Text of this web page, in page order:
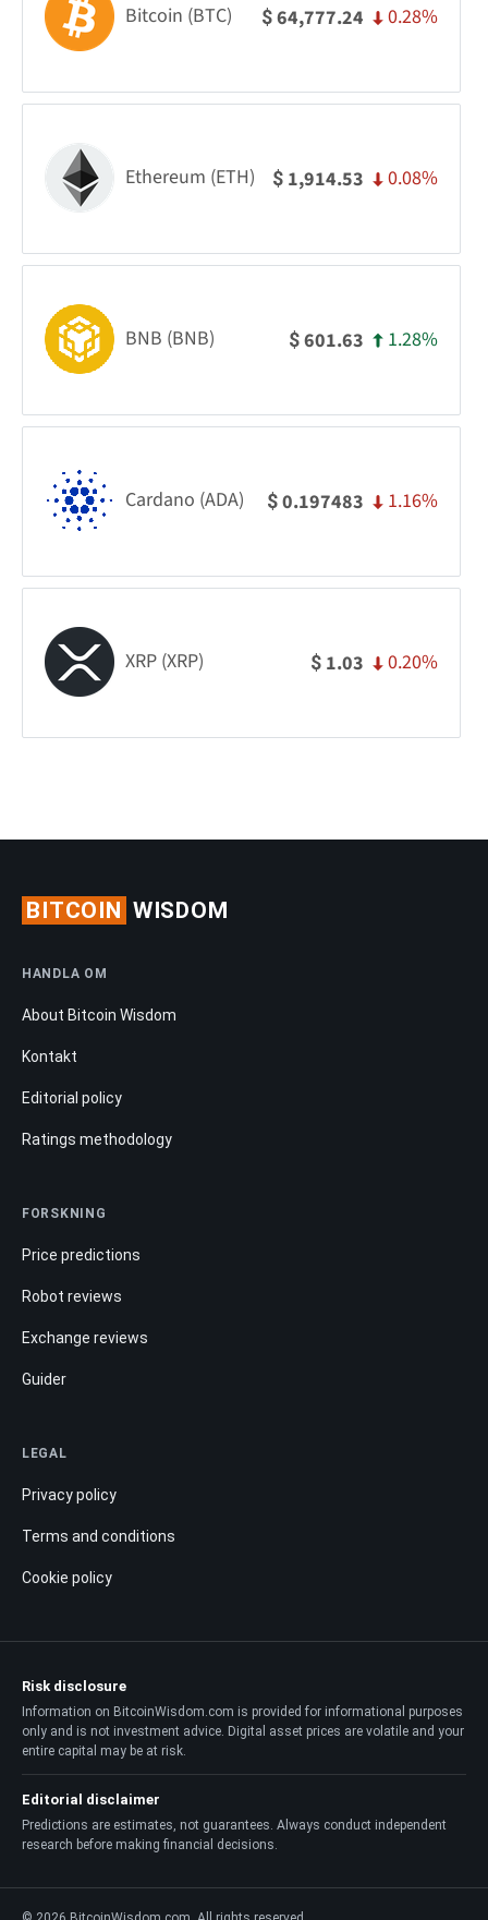
Bitcoin (BTC) $64,777.24 0.28%
Ethereum (ETH) $ 1,914.53 0.08%
BNB (BNB) $601.63 1.28%
Cardano (ADA) $0.197483 1.16%
XRP (XRP) $ 1.03 0.20%
BITCOIN WISDOM
HANDLA OM
About Bitcoin Wisdom
Kontakt
Editorial policy
Ratings methodology
FORSKNING
Price predictions
Robot reviews
Exchange reviews
Guider
LEGAL
Privacy policy
Terms and conditions
Cookie policy
Risk disclosure
Information on BitcoinWisdom.com is provided for informational purposes
only and is not investment advice. Digital asset prices are volatile and your
entire capital may be at risk.
Editorial disclaimer
Predictions are estimates, not guarantees. Always conduct independent
research before making financial decisions.